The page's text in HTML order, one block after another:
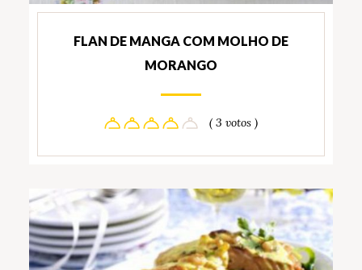
FLAN DE MANGA COM MOLHO DE
MORANGO
( 3 votos )